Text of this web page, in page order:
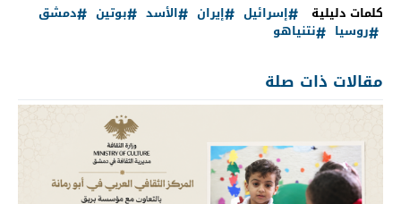
كلمات دليلية
إسرائيل إيران الأسد بوتين
دمشق
روسيا
نتنياهو
مقالات ذات صلة